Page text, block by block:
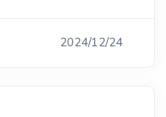
2024/12/24